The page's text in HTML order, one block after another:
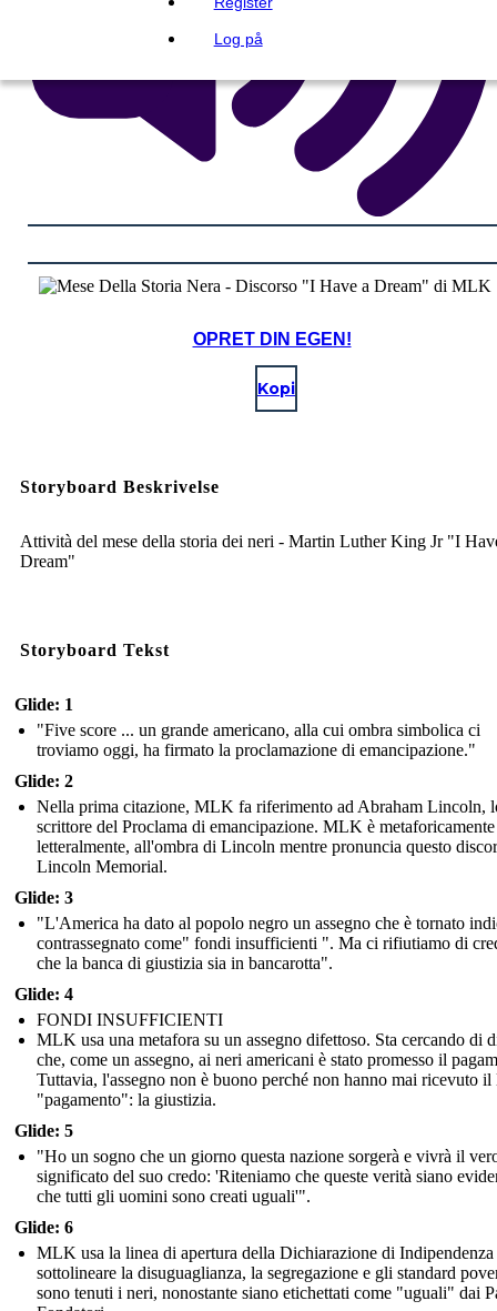
Log på
OPRET DIN EGEN!
Kopi
Storyboard Beskrivelse
Attività del mese della storia dei neri - Martin Luther King Jr "I
Dream"
Storyboard Tekst
Glide: 1
"Five score ... un grande americano, alla cui ombra simbolica ci
troviamo oggi, ha firmato la proclamazione di emancipazione."
Glide: 2
Nella prima citazione, MLK fa riferimento ad Abraham Lincoln,
scrittore del Proclama di emancipazione. MLK è metaforicamente
letteralmente, all'ombra di Lincoln mentre pronuncia questo
Lincoln Memorial.
Glide: 3
"L'America ha dato al popolo negro un assegno che è tornato
contrassegnato come" fondi insufficienti ". Ma ci rifiutiamo di
che la banca di giustizia sia in bancarotta".
Glide: 4
FONDI INSUFFICIENTI
MLK usa una metafora su un assegno difettoso. Sta cercando di
che, come un assegno, ai neri americani è stato promesso il
Tuttavia, l'assegno non è buono perché non hanno mai ricevuto il
"pagamento": la giustizia.
Glide: 5
"Ho un sogno che un giorno questa nazione sorgerà e vivrà il
significato del suo credo: 'Riteniamo che queste verità siano
che tutti gli uomini sono creati uguali'".
Glide: 6
MLK usa la linea di apertura della Dichiarazione di Indipendenza
sottolineare la disuguaglianza, la segregazione e gli standard
sono tenuti i neri, nonostante siano etichettati come "uguali" dai